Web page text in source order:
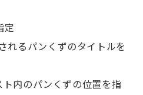
定
れるパンくずのタイトルを
内のパンくずの位置を指